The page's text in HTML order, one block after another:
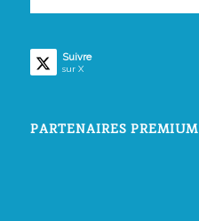
Suivre
sur X
PARTENAIRES PREMIUM